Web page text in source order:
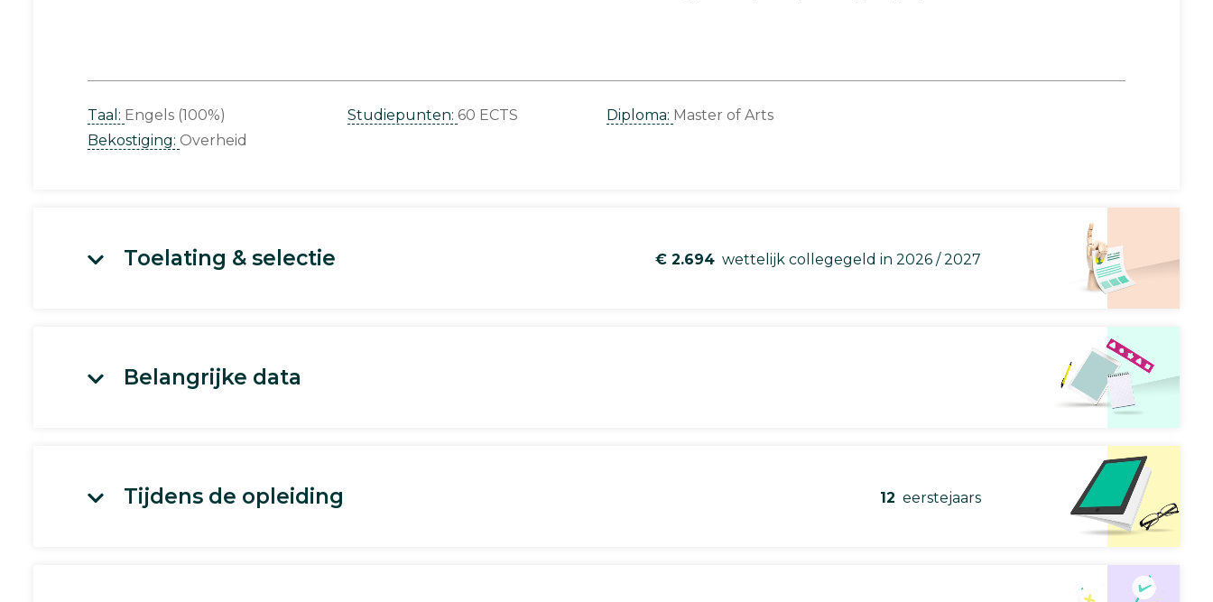
Taal: Engels (100%)
Bekostiging: Overheid
Studiepunten: 60 ECTS Diploma: Master of Arts
Toelating & selectie € 2.694 wettelijk collegegeld in 2026 / 2027
Belangrijke data
Tijdens de opleiding 12 eerstejaars